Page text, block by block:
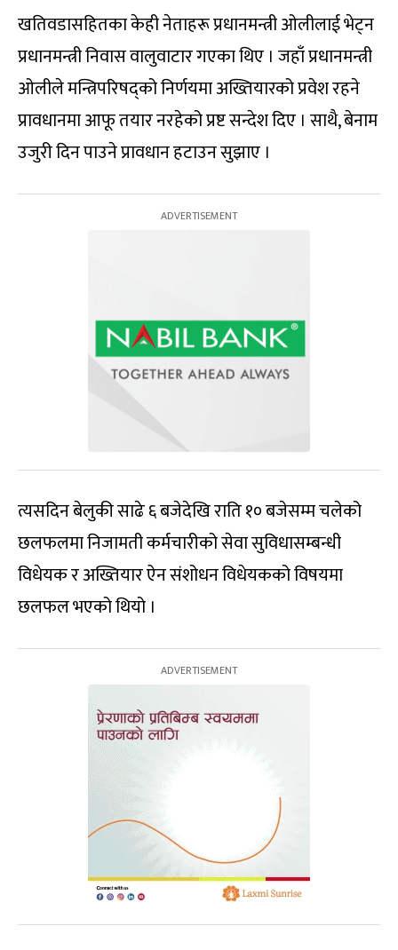
खतिवडासहितका केही नेताहरू प्रधानमन्त्री ओलीलाई भेट्न
प्रधानमन्त्री निवास वालुवाटार गएका थिए । जहाँ प्रधानमन्त्री
ओलीले मन्त्रिपरिषद्को निर्णयमा अख्तियारको प्रवेश रहने
प्रावधानमा आफू तयार नरहेको प्रष्ट सन्देश दिए । साथै, बेनाम
उजुरी दिन पाउने प्रावधान हटाउन सुझाए ।
त्यसदिन बेलुकी साढे ६ बजेदेखि राति १० बजेसम्म चलेको
छलफलमा निजामती कर्मचारीको सेवा सुविधासम्बन्धी
विधेयक र अख्तियार ऐन संशोधन विधेयकको विषयमा
छलफल भएको थियो ।